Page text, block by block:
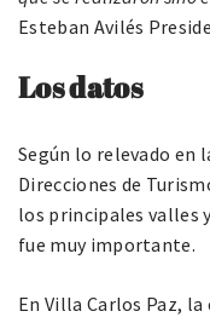
Esteban Avilés
Los datos
Según lo relevado en
Direcciones de
los principales valles
fue muy importante.
En Villa Carlos Paz,